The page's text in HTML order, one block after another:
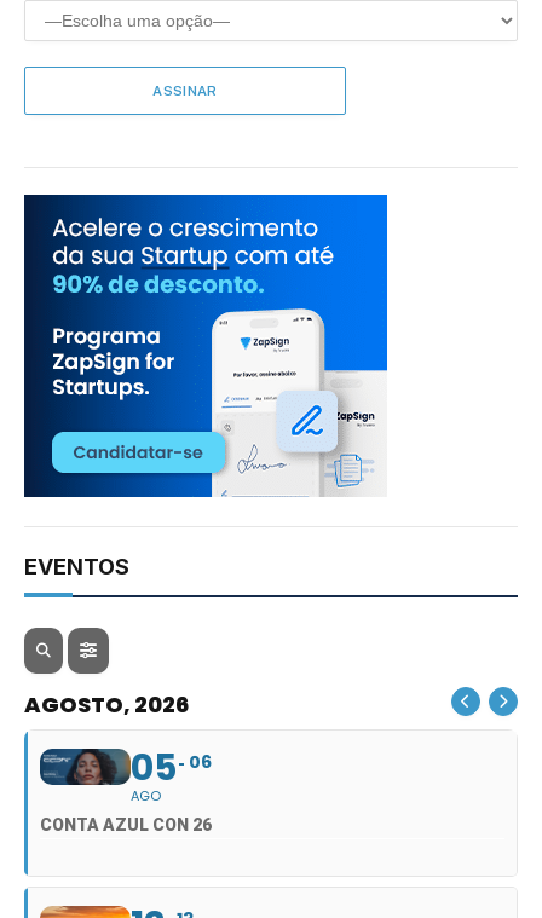
EVENTOS
AGOSTO, 2026
05
AGO
06
CONTA AZUL CON 26